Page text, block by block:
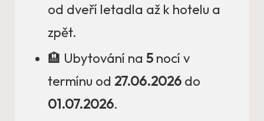
od dveří letadla až k hotelu a
zpět.
🏨 Ubytování na 5 nocí v
termínu od 27.06.2026 do
01.07.2026.